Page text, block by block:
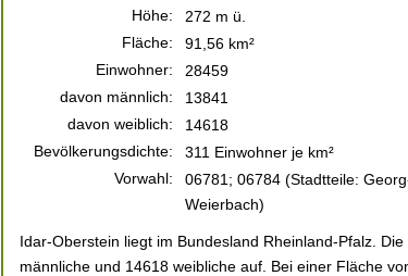
Höhe:
272 m ü.
Fläche:
91,56 km²
Einwohner:
28459
davon männlich:
13841
davon weiblich:
14618
Bevölkerungsdichte:
311 Einwohner je km²
Vorwahl:
06781; 06784 (Stadtteile:
Weierbach)
Idar-Oberstein liegt im Bundesland Rheinland-Pfalz.
männliche und 14618 weibliche auf. Bei einer Fläche